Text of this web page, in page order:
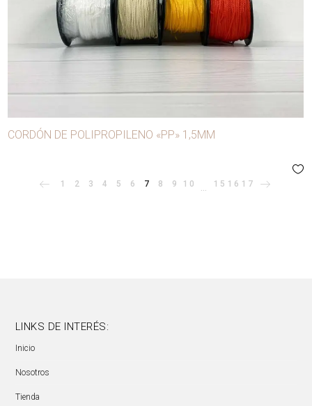
CORDÓN DE POLIPROPILENO «PP» 1,5MM
1 2 3 4 5 6 7 8 9 10 … 15 16 17
LINKS DE INTERÉS:
Inicio
Nosotros
Tienda